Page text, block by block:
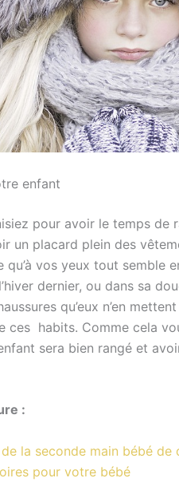
enfant
pour avoir le temps de
un placard plein des
qu’à vos yeux tout semble
dernier, ou dans sa
qu’eux n’en
ces habits. Comme cela
sera bien rangé et
:
la seconde main bébé
pour votre bébé